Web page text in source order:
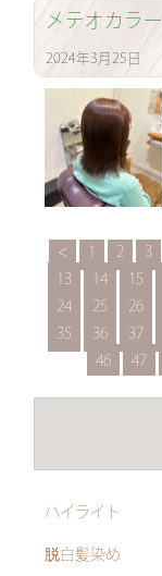
メテオカラー
2024年3月25日
< 1 2 3
13
14 15
24
25 26
35
36 37
46
47
ハイライト
脱白髪染め